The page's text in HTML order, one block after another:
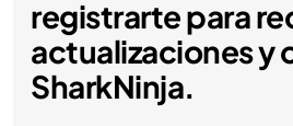
registrarte para
actualizaciones y
SharkNinja.